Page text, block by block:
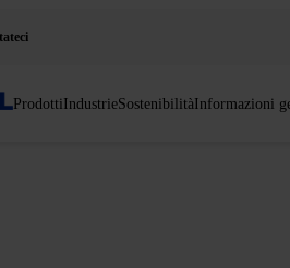
ProdottiIndustrieSostenibilitàInformazioni